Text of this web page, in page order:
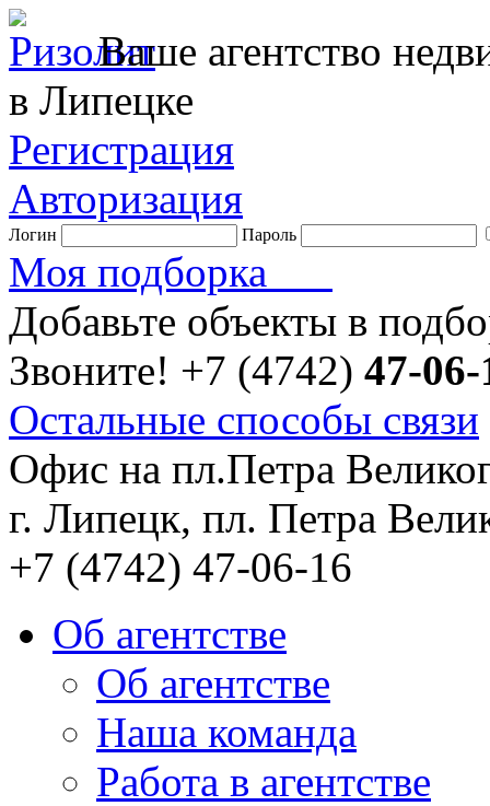
Ваше агентство
в Липецке
Регистрация
Авторизация
Логин Пароль
Моя подборка
Добавьте объекты в
Звоните! +7 (4742) 47-06-
Остальные способы связи
Офис на пл.Петра
г. Липецк, пл. Петра
+7 (4742) 47-06-16
Об агентстве
Об агентстве
Наша команда
Работа в агентстве